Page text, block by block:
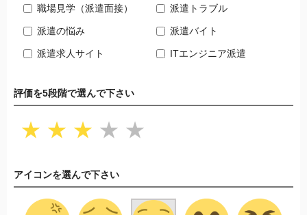
職場見学（派遣面接） 派遣トラブル
派遣の悩み 派遣バイト
派遣求人サイト ITエンジニア派遣
評価を5段階で選んで下さい
★ ★ ★ ★ ★
アイコンを選んで下さい